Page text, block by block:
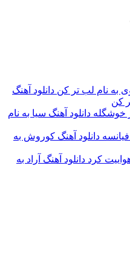
دانلود آهنگ
کن
دانلود آهنگ سیا به نام
دانلود آهنگ کوروش به
دانلود آهنگ آراد به